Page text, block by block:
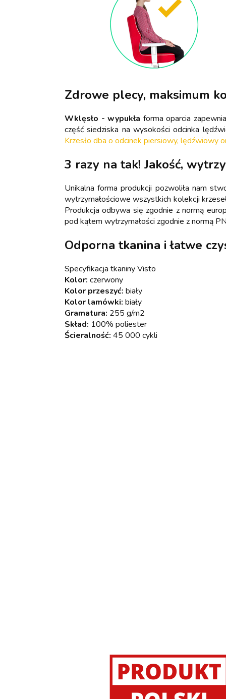
Zdrowe plecy, maksimum
Wklęsło - wypukła forma oparcia
część siedziska na wysokości odcinka
Krzesło dba o odcinek piersiowy, lędźwiowy
3 razy na tak! Jakość,
Unikalna forma produkcji pozwoliła nam
wytrzymałościowe wszystkich kolekcji
Produkcja odbywa się zgodnie z normą
pod kątem wytrzymałości zgodnie z normą
Odporna tkanina i łatwe
Specyfikacja tkaniny Visto
Kolor: czerwony
Kolor przeszyć: biały
Kolor lamówki: biały
Gramatura: 255 g/m2
Skład: 100% poliester
Ścieralność: 45 000 cykli